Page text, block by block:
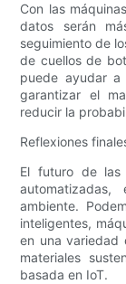
Con las
datos serán
seguimiento de
de cuellos de
puede ayudar a
garantizar el
reducir la
Reflexiones
El futuro de las
ambiente.
inteligentes,
en una variedad
materiales
basada en IoT.